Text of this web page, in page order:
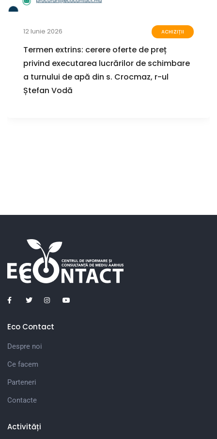
12 Iunie 2026 ACHIZIȚII
Termen extrins: cerere oferte de preț
privind executarea lucrărilor de schimbare
a turnului de apă din s. Crocmaz, r-ul
Ștefan Vodă
Eco Contact
Despre noi
Ce facem
Parteneri
Contacte
Activități